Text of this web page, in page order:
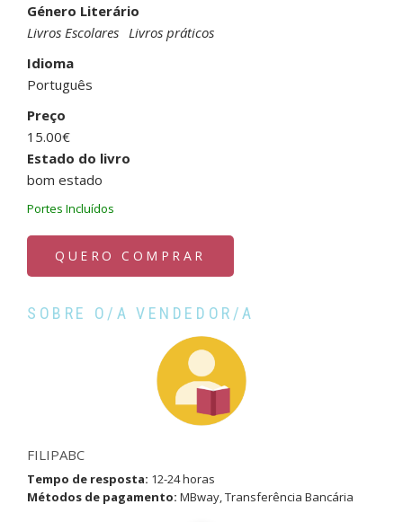
Género Literário
Livros Escolares Livros práticos
Idioma
Português
Preço
15.00€
Estado do livro
bom estado
Portes Incluídos
QUERO COMPRAR
SOBRE O/A VENDEDOR/A
FILIPABC
Tempo de resposta: 12-24 horas
Métodos de pagamento: MBway, Transferência Bancária